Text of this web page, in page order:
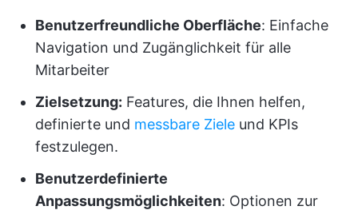
Benutzerfreundliche Oberfläche: Einfache
Navigation und Zugänglichkeit für alle
Mitarbeiter
Zielsetzung: Features, die Ihnen helfen,
definierte und messbare Ziele und KPIs
festzulegen.
Benutzerdefinierte
Anpassungsmöglichkeiten: Optionen zur